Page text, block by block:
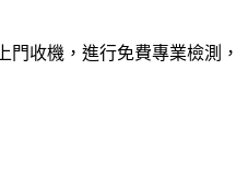
門收機，進行免費專業檢測，